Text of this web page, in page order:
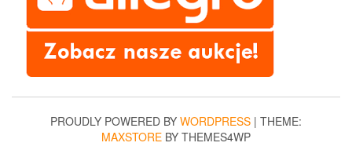
PROUDLY POWERED BY WORDPRESS | THEME:
MAXSTORE BY THEMES4WP